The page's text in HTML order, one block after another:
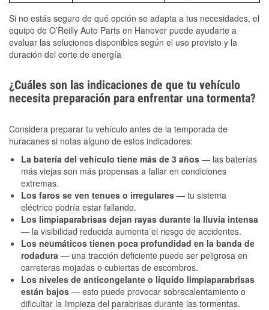
Si no estás seguro de qué opción se adapta a tus necesidades, el
equipo de O’Reilly Auto Parts en Hanover puede ayudarte a
evaluar las soluciones disponibles según el uso previsto y la
duración del corte de energía
¿Cuáles son las indicaciones de que tu vehículo
necesita preparación para enfrentar una tormenta?
Considera preparar tu vehículo antes de la temporada de
huracanes si notas alguno de estos indicadores:
La batería del vehículo tiene más de 3 años — las baterías
más viejas son más propensas a fallar en condiciones
extremas.
Los faros se ven tenues o irregulares — tu sistema
eléctrico podría estar fallando.
Los limpiaparabrisas dejan rayas durante la lluvia intensa
— la visibilidad reducida aumenta el riesgo de accidentes.
Los neumáticos tienen poca profundidad en la banda de
rodadura — una tracción deficiente puede ser peligrosa en
carreteras mojadas o cubiertas de escombros.
Los niveles de anticongelante o líquido limpiaparabrisas
están bajos — esto puede provocar sobrecalentamiento o
dificultar la limpieza del parabrisas durante las tormentas.